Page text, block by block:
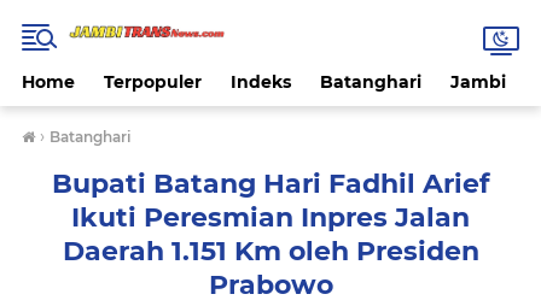
Home Terpopuler Indeks Batanghari Jambi
› Batanghari
Bupati Batang Hari Fadhil Arief
Ikuti Peresmian Inpres Jalan
Daerah 1.151 Km oleh Presiden
Prabowo